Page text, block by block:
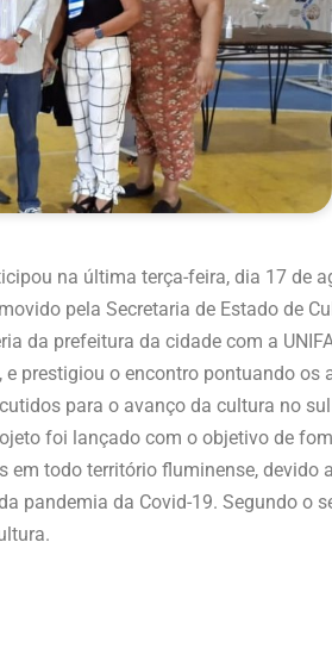
na última terça-feira, dia 17 de
pela Secretaria de Estado de
da prefeitura da cidade com a
prestigiou o encontro pontuando os
para o avanço da cultura no
foi lançado com o objetivo de
todo território fluminense, devido
pandemia da Covid-19. Segundo o